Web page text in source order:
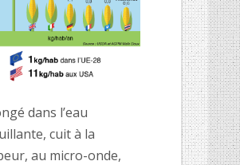
dans l’eau
cuit à la
au micro-onde,